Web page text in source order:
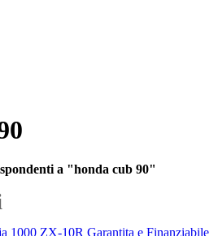
a "honda cub 90"